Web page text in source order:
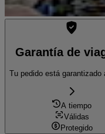
Garantía de
Tu pedido está garantizado
A tiempo
Válidas
Protegido